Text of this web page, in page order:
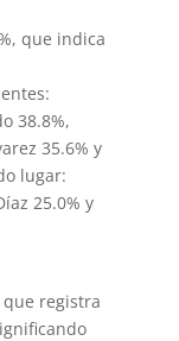
que indica
38.8%,
35.6% y
lugar:
25.0% y
registra